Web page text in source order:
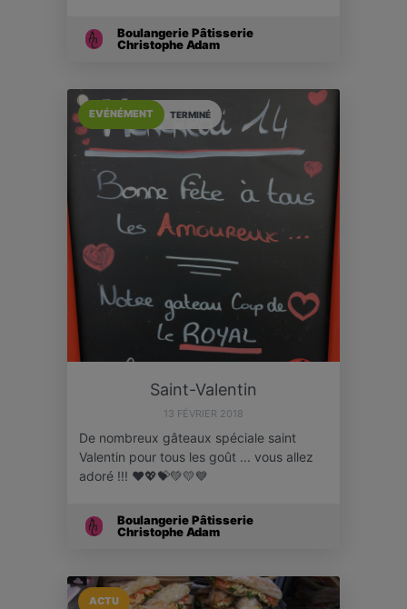
Boulangerie Pâtisserie
Christophe Adam
TERMINÉ
EVÉNÉMENT
Saint-Valentin
13 FÉVRIER 2018
De nombreux gâteaux spéciale saint
Valentin pour tous les goût ... vous allez
adoré !!! ❤💖💝💚💛💙
Boulangerie Pâtisserie
Christophe Adam
ACTU